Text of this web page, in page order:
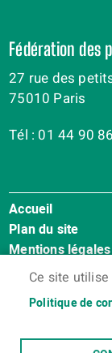
Ce site
Politique de
Fédération des
27 rue des
75010 Paris
Tél : 01 44 90
Menu
Pied
de
page
Accueil
Plan du site
Mentions légales
Accessibilité :
Contact